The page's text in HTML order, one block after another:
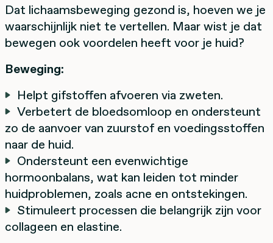
Dat lichaamsbeweging gezond is, hoeven we je
waarschijnlijk niet te vertellen. Maar wist je dat
bewegen ook voordelen heeft voor je huid?
Beweging:
Helpt gifstoffen afvoeren via zweten.
Verbetert de bloedsomloop en ondersteunt
zo de aanvoer van zuurstof en voedingsstoffen
naar de huid.
Ondersteunt een evenwichtige
hormoonbalans, wat kan leiden tot minder
huidproblemen, zoals acne en ontstekingen.
Stimuleert processen die belangrijk zijn voor
collageen en elastine.